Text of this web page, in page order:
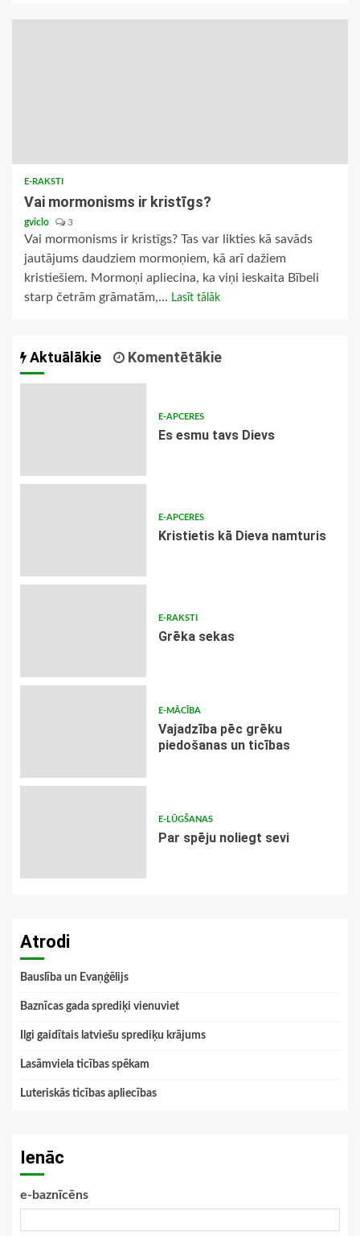
E-RAKSTI
Vai mormonisms ir kristīgs?
gviclo 3
Vai mormonisms ir kristīgs? Tas var likties kā savāds
jautājums daudziem mormoņiem, kā arī dažiem
kristiešiem. Mormoņi apliecina, ka viņi ieskaita Bībeli
starp četrām grāmatām,... Lasīt tālāk
Aktuālākie Komentētākie
E-APCERES
Es esmu tavs Dievs
E-APCERES
Kristietis kā Dieva namturis
E-RAKSTI
Grēka sekas
E-MĀCĪBA
Vajadzība pēc grēku
piedošanas un ticības
E-LŪGŠANAS
Par spēju noliegt sevi
Atrodi
Bauslība un Evaņģēlijs
Baznīcas gada sprediķi vienuviet
Ilgi gaidītais latviešu sprediķu krājums
Lasāmviela ticības spēkam
Luteriskās ticības apliecības
Ienāc
e-baznīcēns